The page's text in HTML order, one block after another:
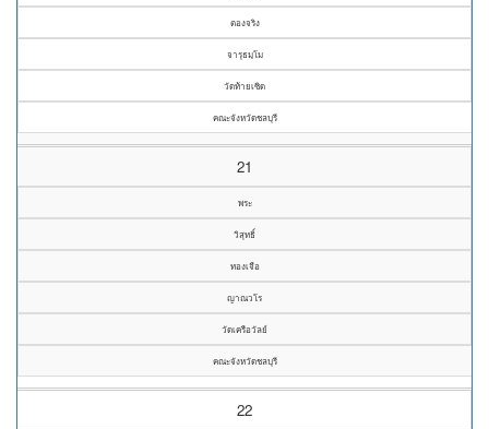
ตองจริง
จารุธมฺโม
วัดท้ายเซิด
คณะจังหวัดชลบุรี
21
พระ
วิสุทธิ์
ทองเจือ
ญาณวโร
วัดเครือวัลย์
คณะจังหวัดชลบุรี
22